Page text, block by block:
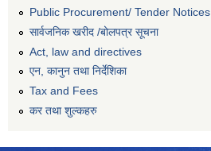
Public Procurement/ Tender Notices
सार्वजनिक खरीद /बोलपत्र सूचना
Act, law and directives
एन, कानुन तथा निर्देशिका
Tax and Fees
कर तथा शुल्कहरु